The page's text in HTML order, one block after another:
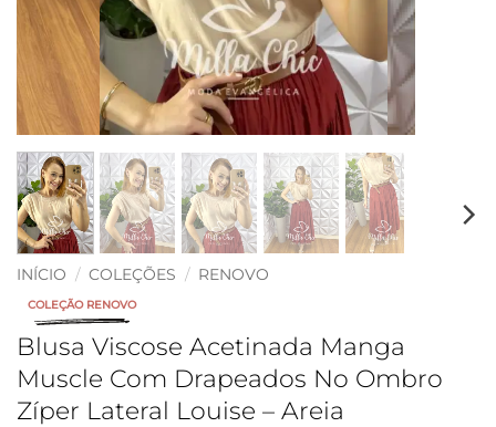
INÍCIO / COLEÇÕES / RENOVO
COLEÇÃO RENOVO
Blusa Viscose Acetinada Manga
Muscle Com Drapeados No Ombro
Zíper Lateral Louise – Areia